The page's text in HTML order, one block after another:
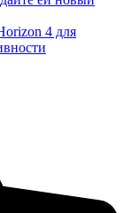
4 для